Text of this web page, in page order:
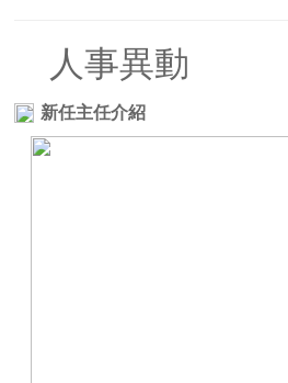
人事異動
新任主任介紹